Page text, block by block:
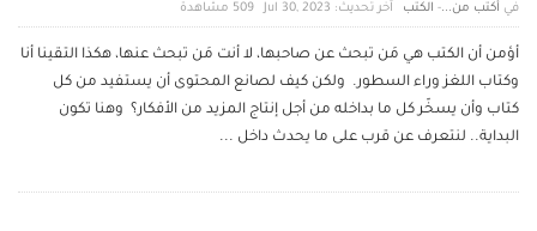
أكتب من...- الكتب آخر تحديث: Jul 30, 2023 509 ‎مشاهدة
أؤمن أن الكتب هي مَن تبحث عن صاحبها، لا أنت مَن تبحث عنها، هكذا التقينا أنا
وكتاب اللغز وراء السطور. ولكن كيف لصانع المحتوى أن يستفيد من كل
كتاب وأن يسخّر كل ما بداخله من أجل إنتاج المزيد من الأفكار؟ وهنا تكون
البداية.. لنتعرف عن قرب على ما يحدث داخل ...